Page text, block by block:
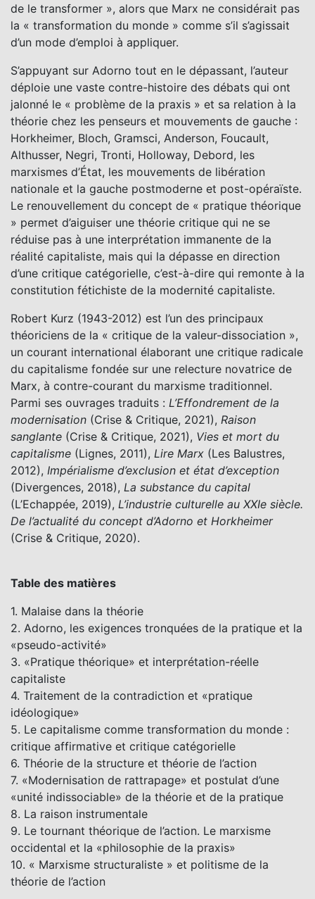
de le transformer », alors que Marx ne considérait pas
la « transformation du monde » comme s’il s’agissait
d’un mode d’emploi à appliquer.
S’appuyant sur Adorno tout en le dépassant, l’auteur
déploie une vaste contre-histoire des débats qui ont
jalonné le « problème de la praxis » et sa relation à la
théorie chez les penseurs et mouvements de gauche :
Horkheimer, Bloch, Gramsci, Anderson, Foucault,
Althusser, Negri, Tronti, Holloway, Debord, les
marxismes d’État, les mouvements de libération
nationale et la gauche postmoderne et post-opéraïste.
Le renouvellement du concept de « pratique théorique
» permet d’aiguiser une théorie critique qui ne se
réduise pas à une interprétation immanente de la
réalité capitaliste, mais qui la dépasse en direction
d’une critique catégorielle, c’est-à-dire qui remonte à la
constitution fétichiste de la modernité capitaliste.
Robert Kurz (1943-2012) est l’un des principaux
théoriciens de la « critique de la valeur-dissociation »,
un courant international élaborant une critique radicale
du capitalisme fondée sur une relecture novatrice de
Marx, à contre-courant du marxisme traditionnel.
Parmi ses ouvrages traduits : L’Effondrement de la
modernisation (Crise & Critique, 2021), Raison
sanglante (Crise & Critique, 2021), Vies et mort du
capitalisme (Lignes, 2011), Lire Marx (Les Balustres,
2012), Impérialisme d’exclusion et état d’exception
(Divergences, 2018), La substance du capital
(L’Echappée, 2019), L’industrie culturelle au XXIe siècle.
De l’actualité du concept d’Adorno et Horkheimer
(Crise & Critique, 2020).
Table des matières
1. Malaise dans la théorie
2. Adorno, les exigences tronquées de la pratique et la
«pseudo-activité»
3. «Pratique théorique» et interprétation-réelle
capitaliste
4. Traitement de la contradiction et «pratique
idéologique»
5. Le capitalisme comme transformation du monde :
critique affirmative et critique catégorielle
6. Théorie de la structure et théorie de l’action
7. «Modernisation de rattrapage» et postulat d’une
«unité indissociable» de la théorie et de la pratique
8. La raison instrumentale
9. Le tournant théorique de l’action. Le marxisme
occidental et la «philosophie de la praxis»
10. « Marxisme structuraliste » et politisme de la
théorie de l’action